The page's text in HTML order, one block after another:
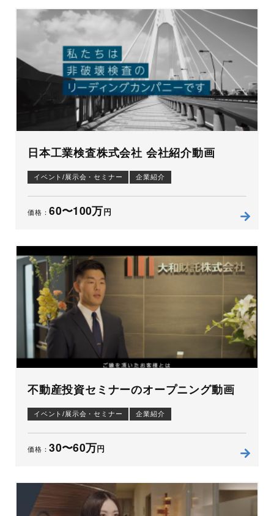
日本工業検査株式会社 会社紹介動画
イベント/展示会・セミナー 企業紹介
価格：60〜100万円
不動産投資セミナーのオープニング動画
イベント/展示会・セミナー 企業紹介
価格：30〜60万円